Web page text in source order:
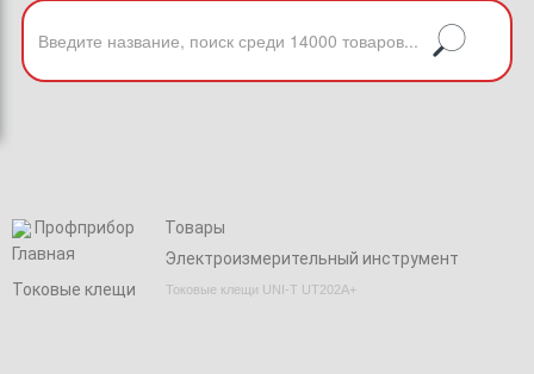
Профприбор
Товары
Электроизмерительный инструмент
Токовые клещи
Токовые клещи UNI-T UT202A+